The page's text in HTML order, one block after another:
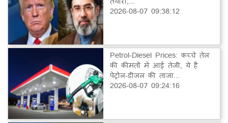
2026-08-07 09:38:12
Petrol-Diesel Prices: कच्चे तेल
की कीमतों में आई तेजी, ये है
पेट्रोल-डीजल की ताजा...
2026-08-07 09:24:16